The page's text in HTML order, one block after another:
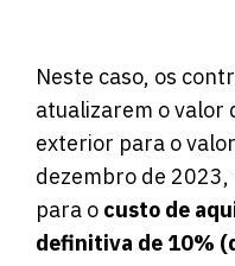
Neste caso, os
atualizarem o valor
exterior para o
dezembro de
para o custo de
definitiva de 10%